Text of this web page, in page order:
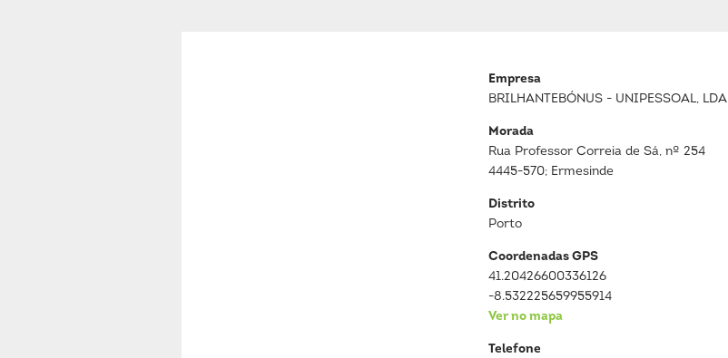
Empresa
BRILHANTEBÓNUS - UNIPESSOAL, LDA
Morada
Rua Professor Correia de Sá, nº 254
4445-570; Ermesinde
Distrito
Porto
Coordenadas GPS
41.20426600336126
-8.532225659955914
Ver no mapa
Telefone